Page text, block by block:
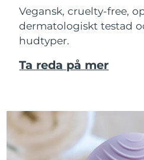
Vegansk, cruelty-free,
dermatologiskt testad
hudtyper.
Ta reda på mer